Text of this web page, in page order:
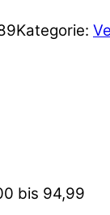
Kategorie:
bis 94,99